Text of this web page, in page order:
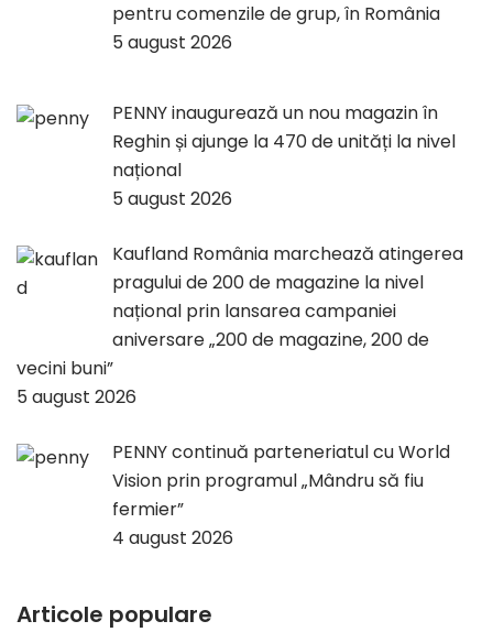
pentru comenzile de grup, în România
5 august 2026
PENNY inaugurează un nou magazin în
Reghin și ajunge la 470 de unități la nivel
național
5 august 2026
Kaufland România marchează atingerea
pragului de 200 de magazine la nivel
național prin lansarea campaniei
aniversare „200 de magazine, 200 de
vecini buni”
5 august 2026
PENNY continuă parteneriatul cu World
Vision prin programul „Mândru să fiu
fermier”
4 august 2026
Articole populare